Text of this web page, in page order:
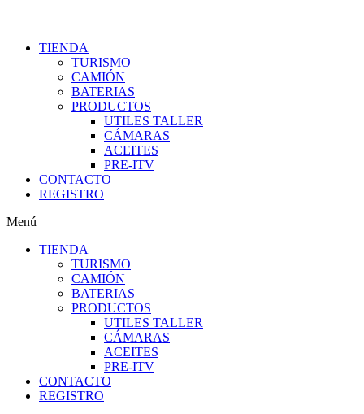
TIENDA
TURISMO
CAMIÓN
BATERIAS
PRODUCTOS
UTILES TALLER
CÁMARAS
ACEITES
PRE-ITV
CONTACTO
REGISTRO
Menú
TIENDA
TURISMO
CAMIÓN
BATERIAS
PRODUCTOS
UTILES TALLER
CÁMARAS
ACEITES
PRE-ITV
CONTACTO
REGISTRO